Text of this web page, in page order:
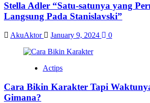
Stella Adler “Satu-satunya yang
Langsung Pada Stanislavski”
AkuAktor January 9, 2024 0
Actips
Cara Bikin Karakter Tapi
Gimana?